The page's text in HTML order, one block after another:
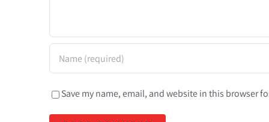
Save my name, email, and website in this browser